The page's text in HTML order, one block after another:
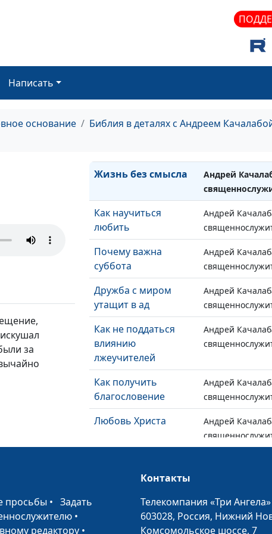
Написать
основание
Библия в деталях с Андреем
за
Андрей
Жестокое сердце
Андрей
Жизнь без смысла
Андрей
Как научиться
любить
Андрей
Почему важна
суббота
Андрей
Дружба с миром
утащит в ад
Андрей
Как не поддаться
влиянию
лжеучителей
Андрей
Как получить
благословение
Андрей
Любовь Христа
Андрей
Гончар и глина
Андрей
просьбы •Задать
•
редактору •
Контакты
Телекомпания «Три Ангела»
603028, Россия, Нижний
Комсомольское шоссе, 7